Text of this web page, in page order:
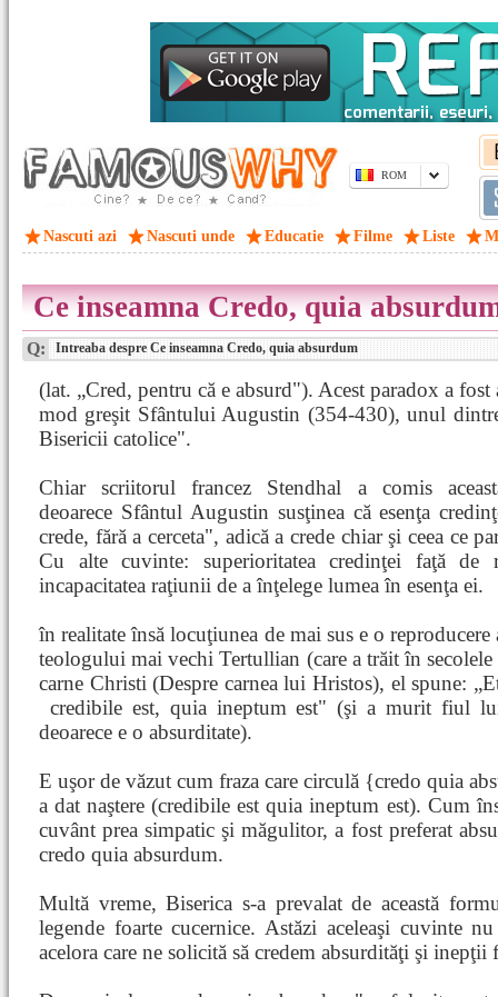
ROM
Nascuti azi Nascuti unde Educatie Filme Liste
Ce inseamna Credo, quia
Q: Intreaba despre Ce inseamna Credo, quia absurdum
(lat. „Cred, pentru că e absurd"). Acest paradox a
mod greşit Sfântului Augustin (354-430), unul
Bisericii catolice".
Chiar scriitorul francez Stendhal a comis
deoarece Sfântul Augustin susţinea că esenţa
crede, fără a cerceta", adică a crede chiar şi ceea ce
Cu alte cuvinte: superioritatea credinţei faţă de
incapacitatea raţiunii de a înţelege lumea în esenţa ei.
în realitate însă locuţiunea de mai sus e o
teologului mai vechi Tertullian (care a trăit în
carne Christi (Despre carnea lui Hristos), el spune:
credibile est, quia ineptum est" (şi a murit fiul
deoarece e o absurditate).
E uşor de văzut cum fraza care circulă {credo quia
a dat naştere (credibile est quia ineptum est). Cum
cuvânt prea simpatic şi măgulitor, a fost preferat
credo quia absurdum.
Multă vreme, Biserica s-a prevalat de această
legende foarte cucernice. Astăzi aceleaşi cuvinte
acelora care ne solicită să credem absurdităţi şi inepţii